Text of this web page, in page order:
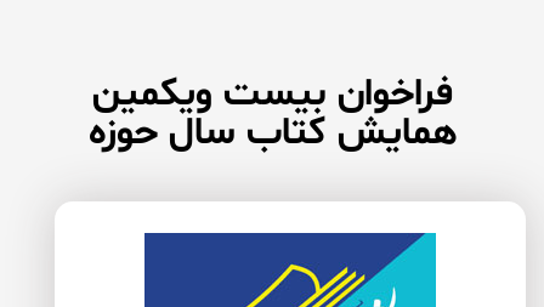
فراخوان بیست ویكمین
همایش كتاب سال حوزه